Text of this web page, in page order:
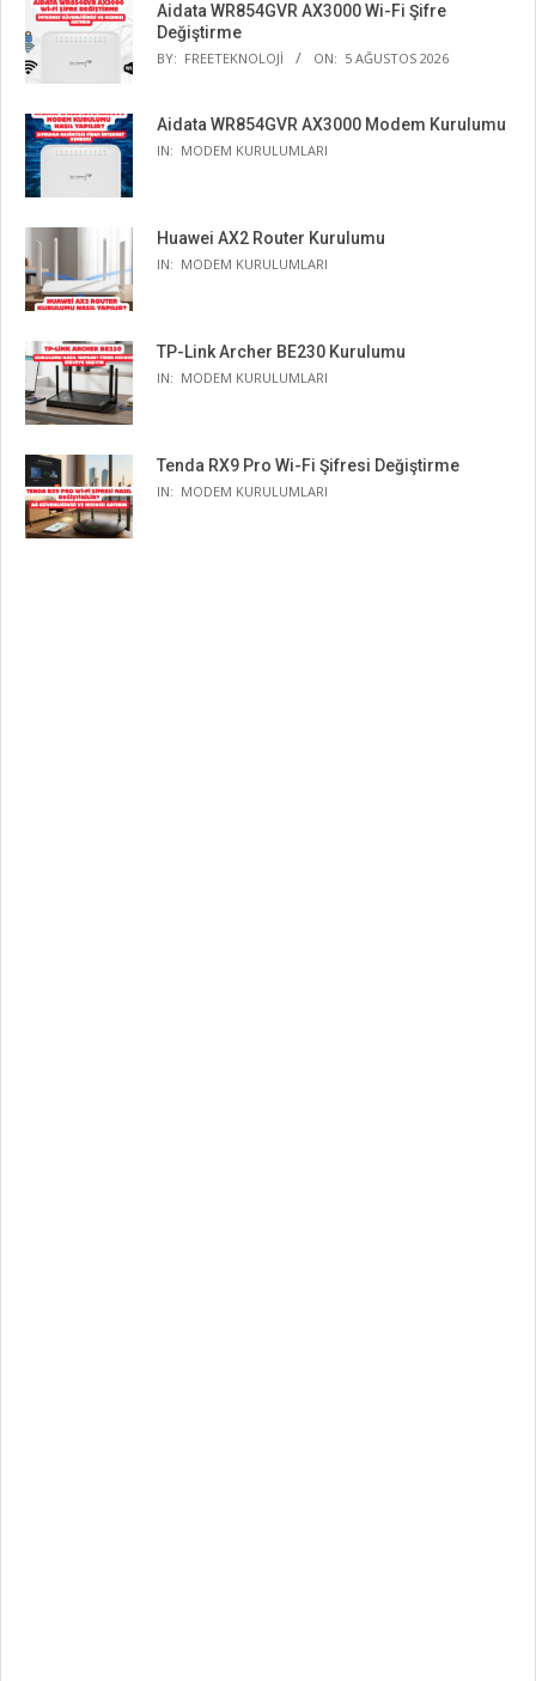
Aidata WR854GVR AX3000 Wi-Fi Şifre
Değiştirme
BY: FREETEKNOLOJI ON: 5 AĞUSTOS 2026
Aidata WR854GVR AX3000 Modem Kurulumu
IN: MODEM KURULUMLARI
Huawei AX2 Router Kurulumu
IN: MODEM KURULUMLARI
TP-Link Archer BE230 Kurulumu
IN: MODEM KURULUMLARI
Tenda RX9 Pro Wi-Fi Şifresi Değiştirme
IN: MODEM KURULUMLARI